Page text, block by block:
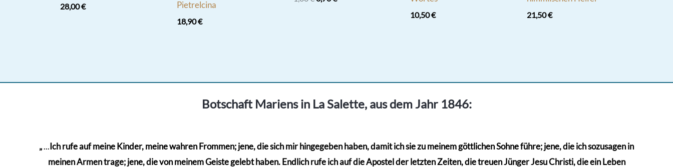
28,00€
Pietrelcina
18,90€
10,50€ 21,50€
Botschaft Mariens in La Salette, aus dem Jahr 1846:
„...Ich rufe auf meine Kinder, meine wahren Frommen; jene, die sich mir hingegeben haben, damit ich sie zu meinem göttlichen Sohne führe; jene, die ich sozusagen in
meinen Armen trage; jene, die von meinem Geiste gelebt haben. Endlich rufe ich auf die Apostel der letzten Zeiten, die treuen Jünger Jesu Christi, die ein Leben